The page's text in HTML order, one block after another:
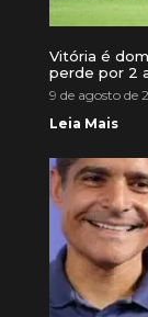
Vitória é
perde por 2
9 de agosto de
Leia Mais